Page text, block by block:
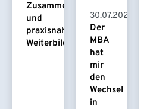
Zusammenarbeit
und
praxisnahe
Weiterbildung
30.07.2026
Der
MBA
hat
mir
den
Wechsel
in